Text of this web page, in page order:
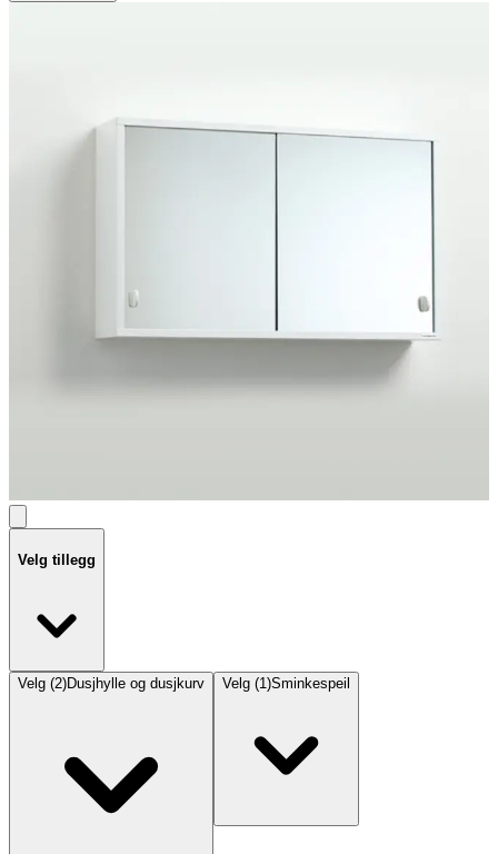
Velg tillegg
Velg (2)Dusjhylle og dusjkurv Velg (1)Sminkespeil